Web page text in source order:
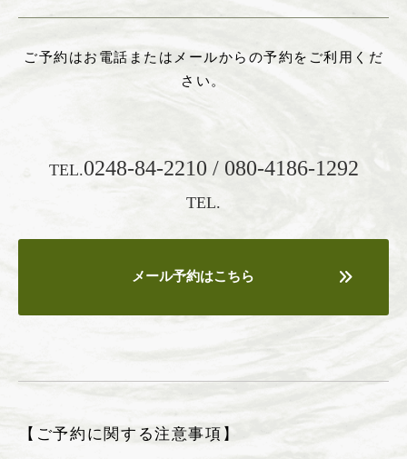
ご予約はお電話またはメールからの予約をご利用くだ
さい。
TEL.0248-84-2210 / 080-4186-1292
TEL.
メール予約はこちら
【ご予約に関する注意事項】